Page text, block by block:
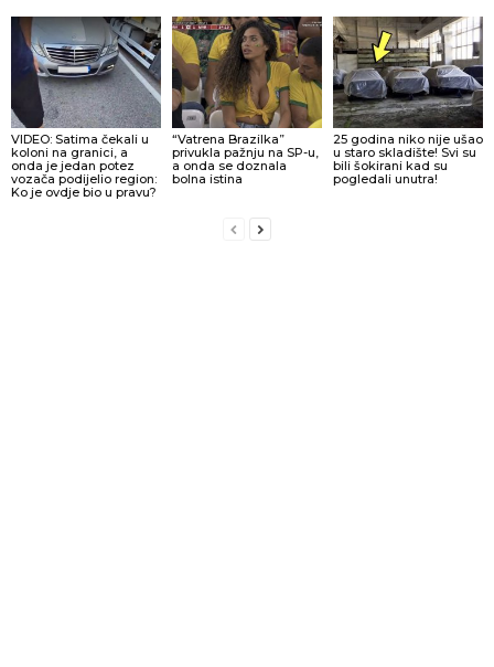
VIDEO: Satima čekali u
koloni na granici, a
onda je jedan potez
vozača podijelio region:
Ko je ovdje bio u pravu?
“Vatrena Brazilka”
privukla pažnju na SP-u,
a onda se doznala
bolna istina
25 godina niko nije ušao
u staro skladište! Svi su
bili šokirani kad su
pogledali unutra!